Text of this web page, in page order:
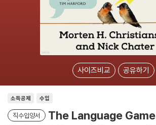
사이즈비교 공유하기
소득공제 수입
직수입양서 The Language Game